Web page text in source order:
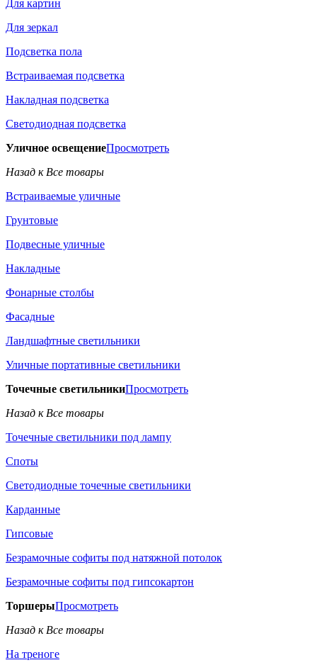
Для картин
Для зеркал
Подсветка пола
Встраиваемая подсветка
Накладная подсветка
Светодиодная подсветка
Уличное освещениеПросмотреть
Назад к Все товары
Встраиваемые уличные
Грунтовые
Подвесные уличные
Накладные
Фонарные столбы
Фасадные
Ландшафтные светильники
Уличные портативные светильники
Точечные светильникиПросмотреть
Назад к Все товары
Точечные светильники под лампу
Споты
Светодиодные точечные светильники
Карданные
Гипсовые
Безрамочные софиты под натяжной потолок
Безрамочные софиты под гипсокартон
ТоршерыПросмотреть
Назад к Все товары
На треноге